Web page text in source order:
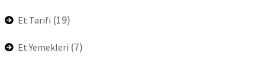
Et Tarifi (19)
Et Yemekleri (7)